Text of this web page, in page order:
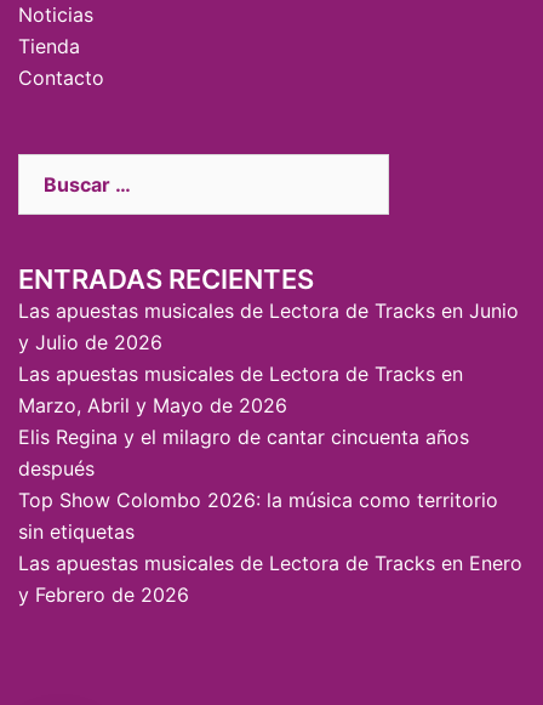
Noticias
Tienda
Contacto
ENTRADAS RECIENTES
Las apuestas musicales de Lectora de Tracks en Junio
y Julio de 2026
Las apuestas musicales de Lectora de Tracks en
Marzo, Abril y Mayo de 2026
Elis Regina y el milagro de cantar cincuenta años
después
Top Show Colombo 2026: la música como territorio
sin etiquetas
Las apuestas musicales de Lectora de Tracks en Enero
y Febrero de 2026